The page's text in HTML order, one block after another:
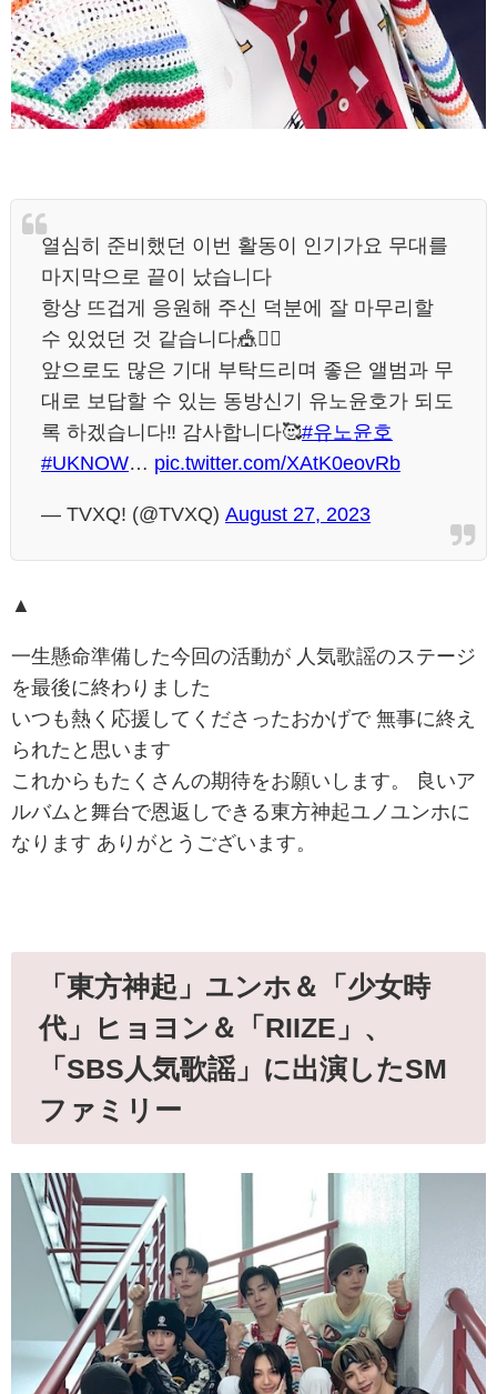
열심히 준비했던 이번 활동이 인기가요 무대를
마지막으로 끝이 났습니다
항상 뜨겁게 응원해 주신 덕분에 잘 마무리할
수 있었던 것 같습니다🎪❤️‍🔥
앞으로도 많은 기대 부탁드리며 좋은 앨범과 무
대로 보답할 수 있는 동방신기 유노윤호가 되도
록 하겠습니다‼️ 감사합니다🥰#유노윤호
#UKNOW… pic.twitter.com/XAtK0eovRb
— TVXQ! (@TVXQ) August 27, 2023
▲
一生懸命準備した今回の活動が 人気歌謡のステージ
を最後に終わりました
いつも熱く応援してくださったおかげで 無事に終え
られたと思います
これからもたくさんの期待をお願いします。 良いア
ルバムと舞台で恩返しできる東方神起ユノユンホに
なります ありがとうございます。
「東方神起」ユンホ＆「少女時
代」ヒョヨン＆「RIIZE」、
「SBS人気歌謡」に出演したSM
ファミリー